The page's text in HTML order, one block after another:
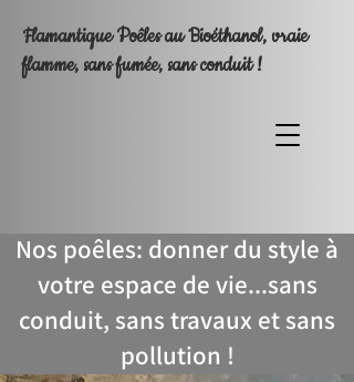
Flamantique Poêles au Bioéthanol, vraie
flamme, sans fumée, sans conduit !
Nos poêles: donner du style à
votre espace de vie...sans
conduit, sans travaux et sans
pollution !